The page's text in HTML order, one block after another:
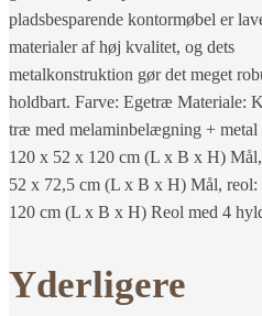
pladsbesparende kontormøbel er
materialer af høj kvalitet, og dets
metalkonstruktion gør det meget
holdbart. Farve: Egetræ Materiale:
træ med melaminbelægning + metal
120 x 52 x 120 cm (L x B x H)
52 x 72,5 cm (L x B x H) Mål, reol:
120 cm (L x B x H) Reol med 4
Yderligere